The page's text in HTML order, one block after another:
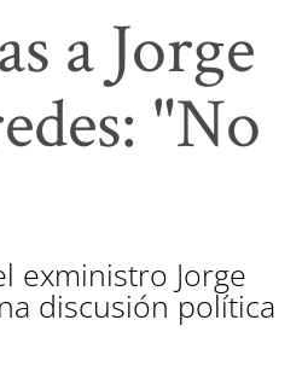
a Jorge
"No
exministro Jorge
discusión política